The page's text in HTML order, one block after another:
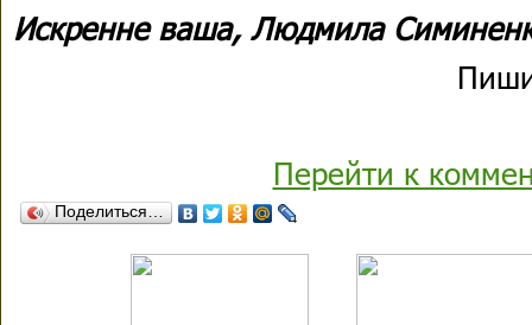
Искренне ваша, Людмила
Перейти к
Поделиться…